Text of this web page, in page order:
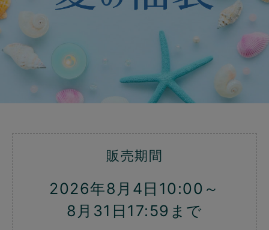
販売期間
2026年8月4日10:00～
8月31日17:59まで